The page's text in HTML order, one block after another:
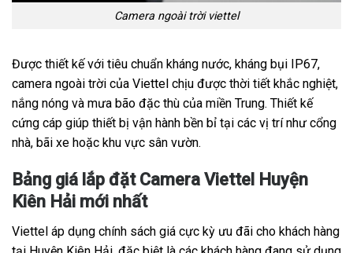
Camera ngoài trời viettel
Được thiết kế với tiêu chuẩn kháng nước, kháng bụi IP67,
camera ngoài trời của Viettel chịu được thời tiết khắc nghiệt,
nắng nóng và mưa bão đặc thù của miền Trung. Thiết kế
cứng cáp giúp thiết bị vận hành bền bỉ tại các vị trí như cổng
nhà, bãi xe hoặc khu vực sân vườn.
Bảng giá lắp đặt Camera Viettel Huyện
Kiên Hải mới nhất
Viettel áp dụng chính sách giá cực kỳ ưu đãi cho khách hàng